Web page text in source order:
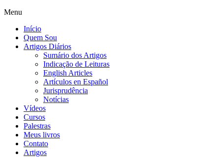
Menu
Início
Quem Sou
Artigos Diários
Sumário dos Artigos
Indicação de Leituras
English Articles
Artículos en Español
Jurisprudência
Notícias
Vídeos
Cursos
Palestras
Meus livros
Contato
Artigos